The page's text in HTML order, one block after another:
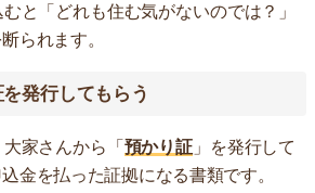
と「どれも住む気がないのでは？」
られます。
発行してもらう
家さんから「 預かり証 」を発行して
金を払った証拠になる書類です。